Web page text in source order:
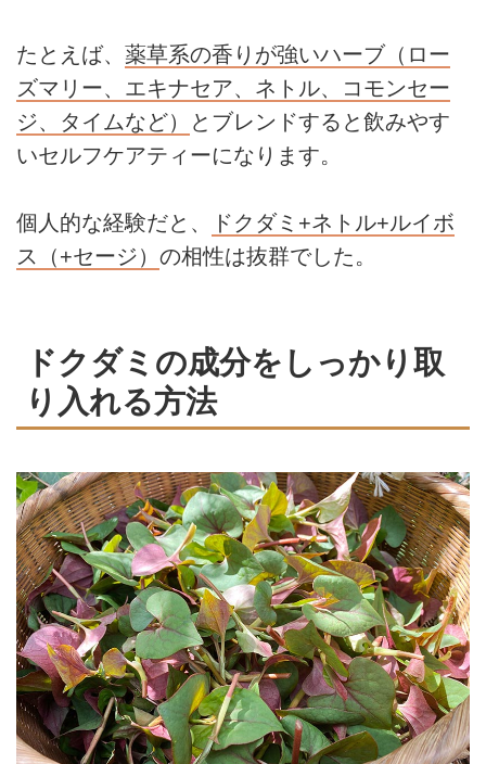
たとえば、 薬草系の香りが強いハーブ（ロー
ズマリー、エキナセア、ネトル、コモンセー
ジ、タイムなど）
とブレンドすると飲みやす
いセルフケアティーになります。
個人的な経験だと、
ドクダミ+ネトル+ルイボ
ス（+セージ） の相性は抜群でした。
ドクダミの成分をしっかり取
り入れる方法